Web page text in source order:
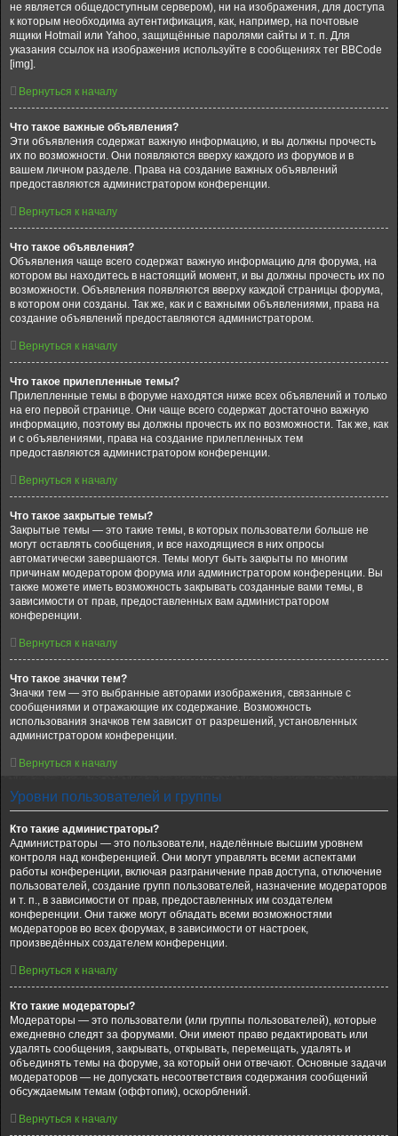
не является общедоступным сервером), ни на изображения, для доступа
к которым необходима аутентификация, как, например, на почтовые
ящики Hotmail или Yahoo, защищённые паролями сайты и т. п. Для
указания ссылок на изображения используйте в сообщениях тег BBCode
[img].
Вернуться к началу
Что такое важные объявления?
Эти объявления содержат важную информацию, и вы должны прочесть
их по возможности. Они появляются вверху каждого из форумов и в
вашем личном разделе. Права на создание важных объявлений
предоставляются администратором конференции.
Вернуться к началу
Что такое объявления?
Объявления чаще всего содержат важную информацию для форума, на
котором вы находитесь в настоящий момент, и вы должны прочесть их по
возможности. Объявления появляются вверху каждой страницы форума,
в котором они созданы. Так же, как и с важными объявлениями, права на
создание объявлений предоставляются администратором.
Вернуться к началу
Что такое прилепленные темы?
Прилепленные темы в форуме находятся ниже всех объявлений и только
на его первой странице. Они чаще всего содержат достаточно важную
информацию, поэтому вы должны прочесть их по возможности. Так же, как
и с объявлениями, права на создание прилепленных тем
предоставляются администратором конференции.
Вернуться к началу
Что такое закрытые темы?
Закрытые темы — это такие темы, в которых пользователи больше не
могут оставлять сообщения, и все находящиеся в них опросы
автоматически завершаются. Темы могут быть закрыты по многим
причинам модератором форума или администратором конференции. Вы
также можете иметь возможность закрывать созданные вами темы, в
зависимости от прав, предоставленных вам администратором
конференции.
Вернуться к началу
Что такое значки тем?
Значки тем — это выбранные авторами изображения, связанные с
сообщениями и отражающие их содержание. Возможность
использования значков тем зависит от разрешений, установленных
администратором конференции.
Вернуться к началу
Уровни пользователей и группы
Кто такие администраторы?
Администраторы — это пользователи, наделённые высшим уровнем
контроля над конференцией. Они могут управлять всеми аспектами
работы конференции, включая разграничение прав доступа, отключение
пользователей, создание групп пользователей, назначение модераторов
и т. п., в зависимости от прав, предоставленных им создателем
конференции. Они также могут обладать всеми возможностями
модераторов во всех форумах, в зависимости от настроек,
произведённых создателем конференции.
Вернуться к началу
Кто такие модераторы?
Модераторы — это пользователи (или группы пользователей), которые
ежедневно следят за форумами. Они имеют право редактировать или
удалять сообщения, закрывать, открывать, перемещать, удалять и
объединять темы на форуме, за который они отвечают. Основные задачи
модераторов — не допускать несоответствия содержания сообщений
обсуждаемым темам (оффтопик), оскорблений.
Вернуться к началу